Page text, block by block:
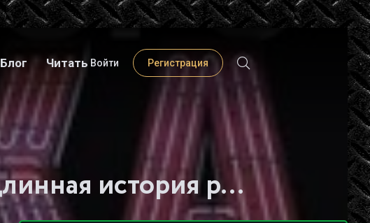
Блог Читать Войти Регистрация
Слушать книгу - "Подлинная история руccкого рока - Джоанна Стингрей"